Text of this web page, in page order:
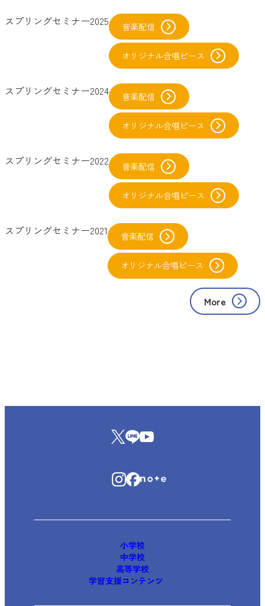
スプリングセミナー2025 音楽配信
オリジナル合唱ピース
スプリングセミナー2024 音楽配信
オリジナル合唱ピース
スプリングセミナー2022 音楽配信
オリジナル合唱ピース
スプリングセミナー2021 音楽配信
オリジナル合唱ピース
More
小学校
中学校
高等学校
学習支援コンテンツ